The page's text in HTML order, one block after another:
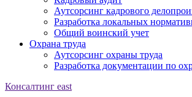
Аутсорсинг кадрового
Разработка локальных
Общий воинский учет
Охрана труда
Аутсорсинг охраны труда
Разработка документации по
Консалтинг east